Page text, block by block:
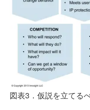
図表3．仮説を立てる